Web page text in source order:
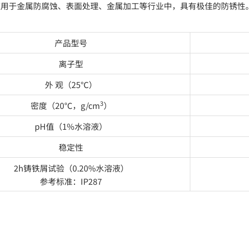
于金属防腐蚀、表面处理、金属加工等行业中，具有极佳的防锈性。
产品型号
离子型
外 观（25℃）
密度（20℃，g/cm3）
pH值（1%水溶液）
稳定性
2h铸铁屑试验（0.20%水溶液）
参考标准：IP287